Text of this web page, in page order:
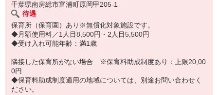
千葉県南房総市富浦町原岡甲205-1
待遇
保育所（保育園）あり※無償化対象施設です。
◆月額使用料／1人目8,500円・2人目5,500円
◆受け入れ可能年齢：満1歳
隣接した保育所がない場合 ※保育料助成制度あり：上限20,00
0円
◆保育料助成制度適用の地域については、別途お問い合わせく
ださい。